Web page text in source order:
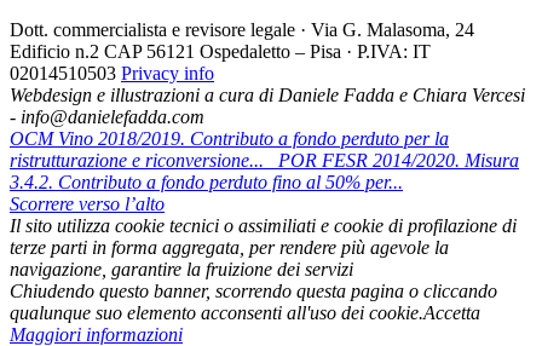
Dott. commercialista e revisore legale · Via G. Malasoma, 24
Edificio n.2 CAP 56121 Ospedaletto – Pisa · P.IVA: IT
02014510503 Privacy info
Webdesign e illustrazioni a cura di Daniele Fadda e Chiara Vercesi
- info@danielefadda.com
OCM Vino 2018/2019. Contributo a fondo perduto per la
ristrutturazione e riconversione...
POR FESR 2014/2020. Misura
3.4.2. Contributo a fondo perduto fino al 50% per...
Scorrere verso l’alto
Il sito utilizza cookie tecnici o assimiliati e cookie di profilazione di
terze parti in forma aggregata, per rendere più agevole la
navigazione, garantire la fruizione dei servizi
Chiudendo questo banner, scorrendo questa pagina o cliccando
qualunque suo elemento acconsenti all'uso dei cookie.Accetta
Maggiori informazioni